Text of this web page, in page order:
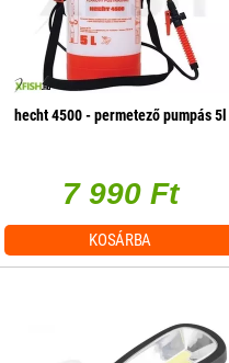
hecht 4500 - permetező pumpás 5l
7 990 Ft
KOSÁRBA